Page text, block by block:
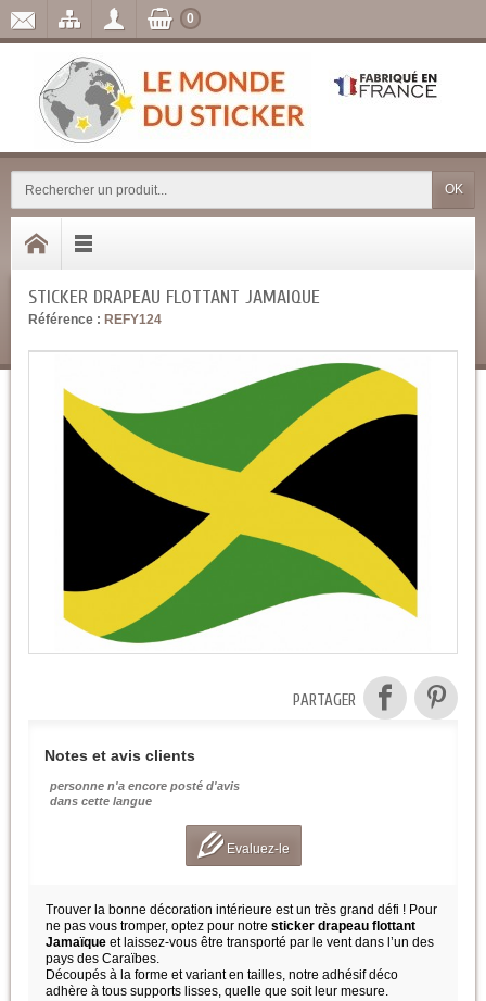
OK
0
STICKER DRAPEAU FLOTTANT JAMAIQUE
Référence : REFY124
PARTAGER
Notes et avis clients
personne n'a encore posté d'avis
dans cette langue
Evaluez-le
Trouver la bonne décoration intérieure est un très grand défi ! Pour
ne pas vous tromper, optez pour notre sticker drapeau flottant
Jamaïque et laissez-vous être transporté par le vent dans l’un des
pays des Caraïbes.
Découpés à la forme et variant en tailles, notre adhésif déco
adhère à tous supports lisses, quelle que soit leur mesure.